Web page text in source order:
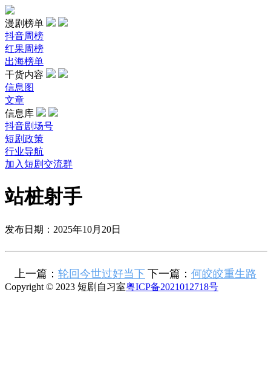
漫剧榜单
抖音周榜
红果周榜
出海榜单
干货内容
信息图
文章
信息库
抖音剧场号
短剧政策
行业导航
加入短剧交流群
站桩射手
发布日期：2025年10月20日
上一篇： 轮回今世过好当下 下一篇： 何皎皎重生路
Copyright © 2023 短剧自习室粤ICP备2021012718号